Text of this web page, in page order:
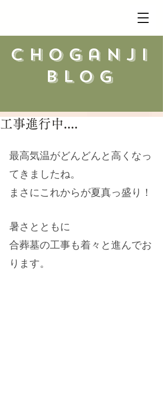
​choganji
blog
工事進行中....
最高気温がどんどんと高くなっ
てきましたね。
まさにこれからが夏真っ盛り！
暑さとともに
合葬墓の工事も着々と進んでお
ります。